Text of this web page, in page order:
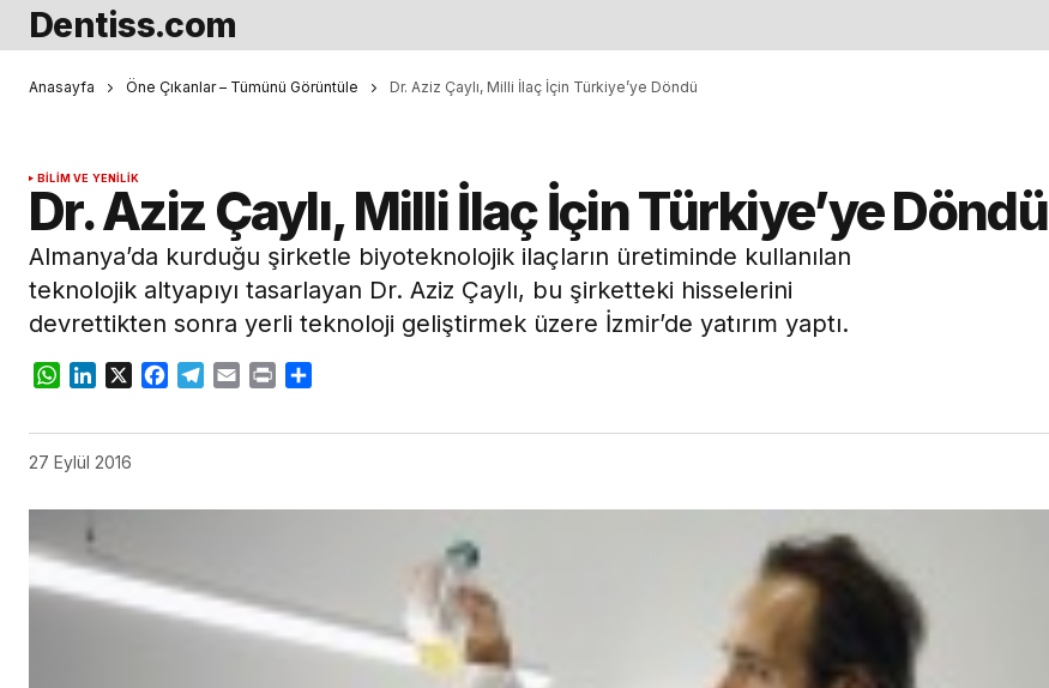
Dentiss.com
Anasayfa Öne Çıkanlar – Tümünü Görüntüle Dr. Aziz Çaylı, Milli İlaç İçin Türkiye’ye Döndü
BILIM VE YENILIK
Dr. Aziz Çaylı, Milli İlaç İçin Türkiye’ye Döndü
Almanya’da kurduğu şirketle biyoteknolojik ilaçların üretiminde kullanılan
teknolojik altyapıyı tasarlayan Dr. Aziz Çaylı, bu şirketteki hisselerini
devrettikten sonra yerli teknoloji geliştirmek üzere İzmir’de yatırım yaptı.
WhatsApp
LinkedIn
X Facebook
Telegram
Email Print
27 Eylül 2016